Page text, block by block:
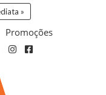
»
Promoções